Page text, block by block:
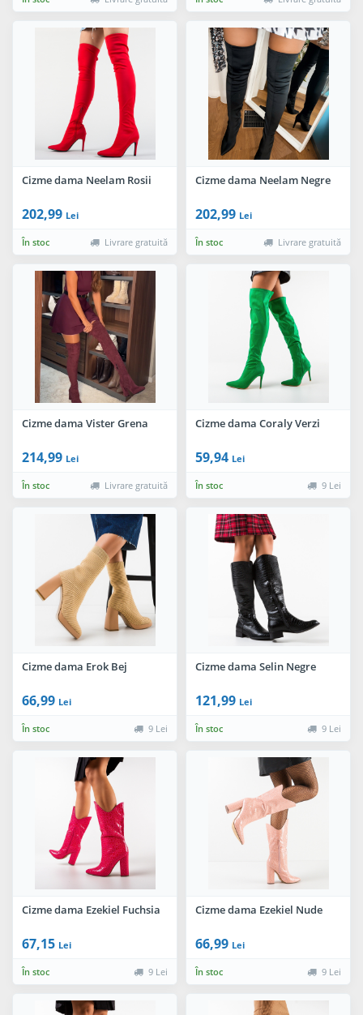
Cizme dama Neelam Rosii
202,99 Lei
În stoc Livrare gratuită
Cizme dama Neelam Negre
202,99 Lei
În stoc Livrare gratuită
Cizme dama Vister Grena
214,99 Lei
În stoc Livrare gratuită
Cizme dama Coraly Verzi
59,94 Lei
În stoc 9 Lei
Cizme dama Erok Bej
66,99 Lei
În stoc 9 Lei
Cizme dama Selin Negre
121,99 Lei
În stoc 9 Lei
Cizme dama Ezekiel Fuchsia
67,15 Lei
În stoc 9 Lei
Cizme dama Ezekiel Nude
66,99 Lei
În stoc 9 Lei